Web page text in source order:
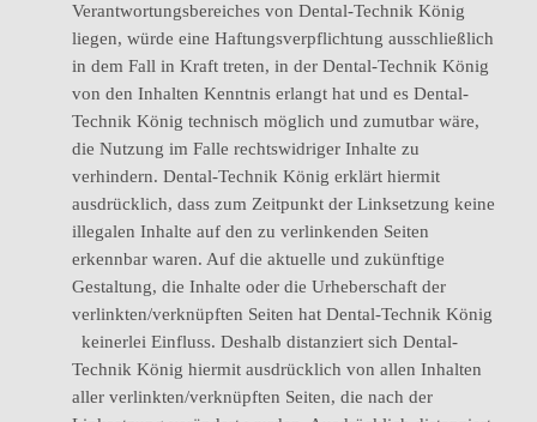
Verantwortungsbereiches von Dental-Technik König
liegen, würde eine Haftungsverpflichtung ausschließlich
in dem Fall in Kraft treten, in der Dental-Technik König
von den Inhalten Kenntnis erlangt hat und es Dental-
Technik König technisch möglich und zumutbar wäre,
die Nutzung im Falle rechtswidriger Inhalte zu
verhindern. Dental-Technik König erklärt hiermit
ausdrücklich, dass zum Zeitpunkt der Linksetzung keine
illegalen Inhalte auf den zu verlinkenden Seiten
erkennbar waren. Auf die aktuelle und zukünftige
Gestaltung, die Inhalte oder die Urheberschaft der
verlinkten/verknüpften Seiten hat Dental-Technik König
keinerlei Einfluss. Deshalb distanziert sich Dental-
Technik König hiermit ausdrücklich von allen Inhalten
aller verlinkten/verknüpften Seiten, die nach der